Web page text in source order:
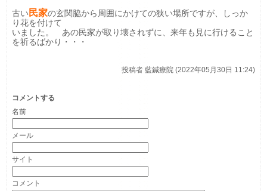
古い 民家の玄関脇から周囲にかけての狭い場所ですが、しっか
り花を付けて
いました。 あの民家が取り壊されずに、来年も見に行けること
を祈るばかり・・・
投稿者 藍鍼療院 (2022年05月30日 11:24)
コメントする
名前
メール
サイト
コメント